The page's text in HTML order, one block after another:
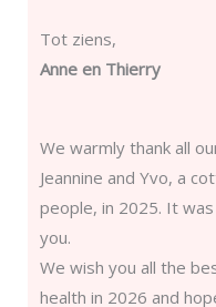
Tot ziens,
Anne en Thierry
We warmly thank all
Jeannine and Yvo, a
people, in 2025. It
you.
We wish you all the
health in 2026 and